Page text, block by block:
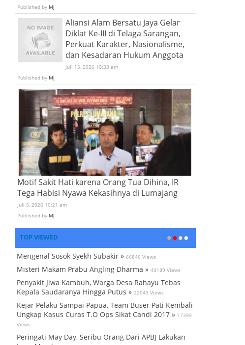
Published by MJ
Aliansi Alam Bersatu Jaya Gelar
Diklat Ke-III di Telaga Sarangan,
Perkuat Karakter, Nasionalisme,
dan Kesadaran Hukum Anggota
Juli 15, 2026 10:33 am
Published by MJ
Motif Sakit Hati karena Orang Tua Dihina, IR
Tega Habisi Nyawa Kekasihnya di Lumajang
Juli 5, 2026 10:21 am
Published by MJ
TOP VIEWED
Mengenal Sosok Syekh Subakir » 66846 Views
Misteri Makam Prabu Angling Dharma » 40189 Views
Penyakit Jiwa Kambuh, Warga Desa Rahayu Tebas
Kepala Saudaranya Hingga Putus » 22043 Views
Kejar Pelaku Sampai Papua, Team Buser Pati Kembali
Ungkap Kasus Curas T.O Ops Sikat Candi 2017 » 17399
Views
Peringati May Day, Seribu Orang Dari APBJ Lakukan